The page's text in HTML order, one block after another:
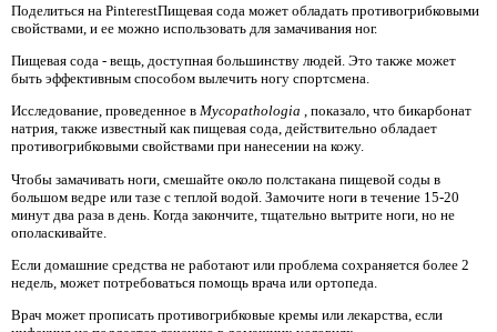
Поделиться на PinterestПищевая сода может обладать противогрибковыми
свойствами, и ее можно использовать для замачивания ног.
Пищевая сода - вещь, доступная большинству людей. Это также может
быть эффективным способом вылечить ногу спортсмена.
Исследование, проведенное в Mycopathologia , показало, что бикарбонат
натрия, также известный как пищевая сода, действительно обладает
противогрибковыми свойствами при нанесении на кожу.
Чтобы замачивать ноги, смешайте около полстакана пищевой соды в
большом ведре или тазе с теплой водой. Замочите ноги в течение 15-20
минут два раза в день. Когда закончите, тщательно вытрите ноги, но не
ополаскивайте.
Если домашние средства не работают или проблема сохраняется более 2
недель, может потребоваться помощь врача или ортопеда.
Врач может прописать противогрибковые кремы или лекарства, если